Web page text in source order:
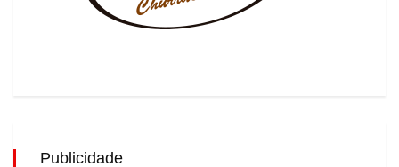
Publicidade